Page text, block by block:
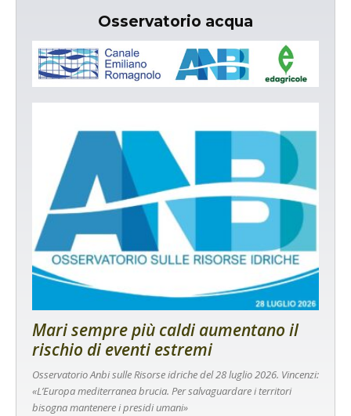
Osservatorio acqua
Mari sempre più caldi aumentano il
rischio di eventi estremi
Osservatorio Anbi sulle Risorse idriche del 28 luglio 2026. Vincenzi:
«L’Europa mediterranea brucia. Per salvaguardare i territori
bisogna mantenere i presidi umani»